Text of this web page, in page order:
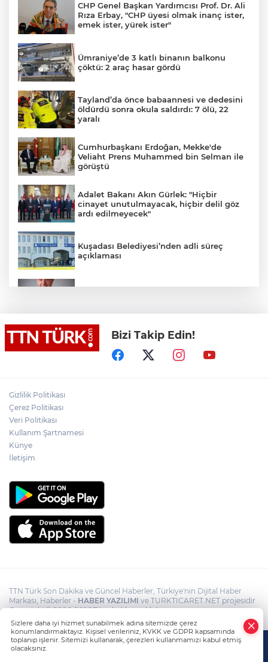
CHP Genel Başkan Yardımcısı Prof. Dr. Ali
Rıza Erbay, "CHP üyesi olmak inanç ister,
emek ister, yürek ister"
Ümraniye’de 3 katlı binanın balkonu
çöktü: 2 araç hasar gördü
Tayland’da önce babaannesi ve dedesini
öldürdü sonra okula saldırdı: 7 ölü, 22
yaralı
Cumhurbaşkanı Erdoğan, Mekke'de
Veliaht Prens Muhammed bin Selman ile
görüştü
Adalet Bakanı Akın Gürlek: "Hiçbir
cinayet unutulmayacak, hiçbir delil göz
ardı edilmeyecek"
Kuşadası Belediyesi’nden adli süreç
açıklaması
Yeni aldığı motosikletle kaza yapan genç
gözyaşları arasında toprağa verildi
Cumhurbaşkanı Erdoğan, Suudi
Bizi Takip Edin!
Gizlilik Politikası
Çerez Politikası
Veri Politikası
Kullanım Şartnamesi
Künye
İletişim
TTN Türk Son Dakika ve Güncel Haberler, Türkiye'nin Dijital Haber
Markası, Haberler - HABER YAZILIMI ve TURKTICARET.NET projesidir
Copyright© 2006-2026 Tüm hakları saklıdır.
Sizlere daha iyi hizmet sunabilmek adına sitemizde çerez
konumlandırmaktayız. Kişisel verileriniz, KVKK ve GDPR kapsamında
toplanıp işlenir. Sitemizi kullanarak, çerezleri kullanmamızı kabul etmiş
olacaksınız.